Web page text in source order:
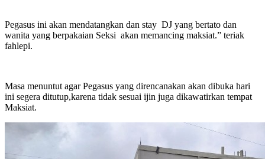
Pegasus ini akan mendatangkan dan stay DJ yang bertato dan
wanita yang berpakaian Seksi akan memancing maksiat.” teriak
fahlepi.
Masa menuntut agar Pegasus yang direncanakan akan dibuka hari
ini segera ditutup,karena tidak sesuai ijin juga dikawatirkan tempat
Maksiat.